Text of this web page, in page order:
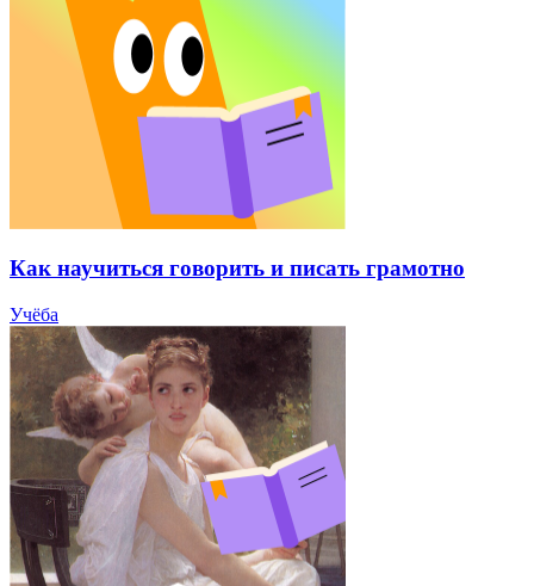
Как научиться говорить и писать грамотно
Учёба